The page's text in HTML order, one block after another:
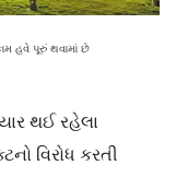
હવે પૂરું થવામાં છે
થઈ રહેલા
વિરોધ કરતી